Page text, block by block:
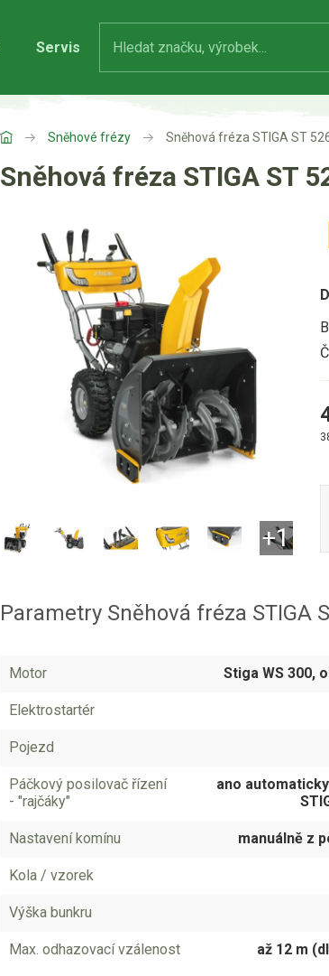
Servis
Sněhové frézy Sněhová fréza STIGA ST
Sněhová fréza STIGA ST
Parametry Sněhová fréza STIGA
Motor Stiga WS 300,
Elektrostartér
Pojezd
Páčkový posilovač řízení
- "rajčáky"
ano
Nastavení komínu manuálně z
Kola / vzorek
Výška bunkru
Max. odhazovací vzálenost až 12 m